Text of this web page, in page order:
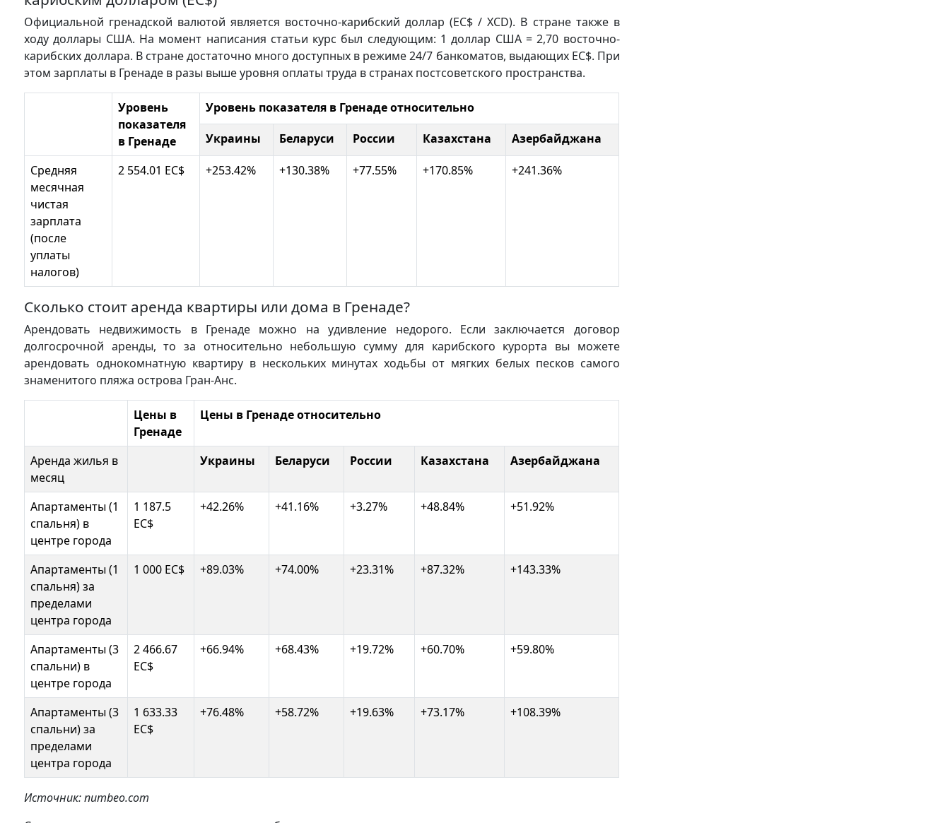
Официальной гренадской валютой является восточно-карибский доллар (EC$ / XCD). В стране также в
ходу доллары США. На момент написания статьи курс был следующим: 1 доллар США = 2,70 восточно-
карибских доллара. В стране достаточно много доступных в режиме 24/7 банкоматов, выдающих EC$. При
этом зарплаты в Гренаде в разы выше уровня оплаты труда в странах постсоветского пространства.
Уровень
показателя
в Гренаде
Уровень показателя в Гренаде относительно
Украины
Беларуси России Казахстана Азербайджана
Средняя
месячная
чистая
зарплата
(после
уплаты
налогов)
2 554.01 EC$ +253.42% +130.38% +77.55% +170.85% +241.36%
Сколько стоит аренда квартиры или дома в Гренаде?
Арендовать недвижимость в Гренаде можно на удивление недорого. Если заключается договор
долгосрочной аренды, то за относительно небольшую сумму для карибского курорта вы можете
арендовать однокомнатную квартиру в нескольких минутах ходьбы от мягких белых песков самого
знаменитого пляжа острова Гран-Анс.
Цены в
Гренаде
Цены в Гренаде относительно
Аренда жилья в
месяц
Украины Беларуси России Казахстана Азербайджана
Апартаменты (1
спальня) в
центре города
1 187.5
EC$
+42.26% +41.16% +3.27% +48.84% +51.92%
Апартаменты (1
спальня) за
пределами
центра города
1 000 EC$ +89.03% +74.00% +23.31% +87.32% +143.33%
Апартаменты (3
спальни) в
центре города
2 466.67
EC$
+66.94% +68.43% +19.72% +60.70% +59.80%
Апартаменты (3
спальни) за
пределами
центра города
1 633.33
EC$
+76.48% +58.72% +19.63% +73.17% +108.39%
Источник: numbeo.com